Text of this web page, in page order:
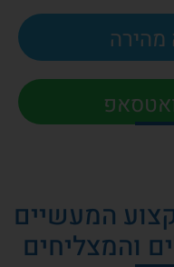
המעשיים
והמצליחים